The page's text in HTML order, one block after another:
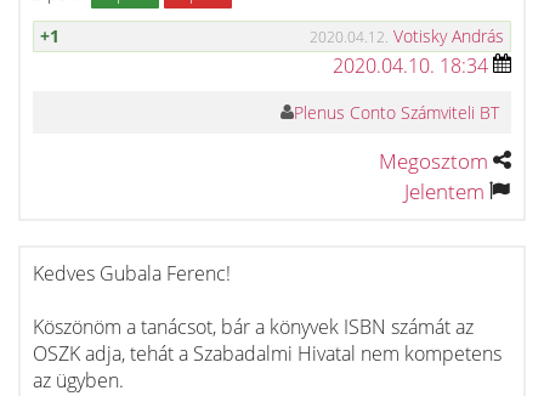
+1
2020.04.12. Votisky András
2020.04.10. 18:34
Plenus Conto Számviteli BT
Megosztom
Jelentem
Kedves Gubala Ferenc!
Köszönöm a tanácsot, bár a könyvek ISBN számát az
OSZK adja, tehát a Szabadalmi Hivatal nem kompetens
az ügyben.